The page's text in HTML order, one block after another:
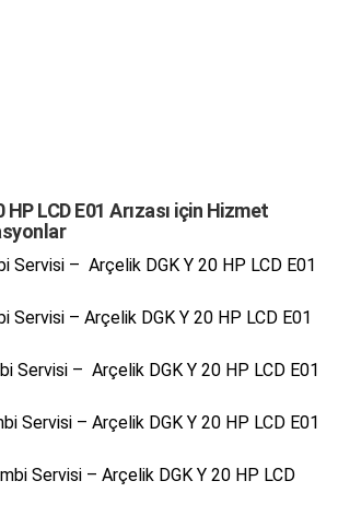
LCD E01 Arızası için Hizmet
Servisi – Arçelik DGK Y 20 HP LCD E01
Servisi – Arçelik DGK Y 20 HP LCD E01
Servisi – Arçelik DGK Y 20 HP LCD E01
Servisi – Arçelik DGK Y 20 HP LCD E01
Servisi – Arçelik DGK Y 20 HP LCD